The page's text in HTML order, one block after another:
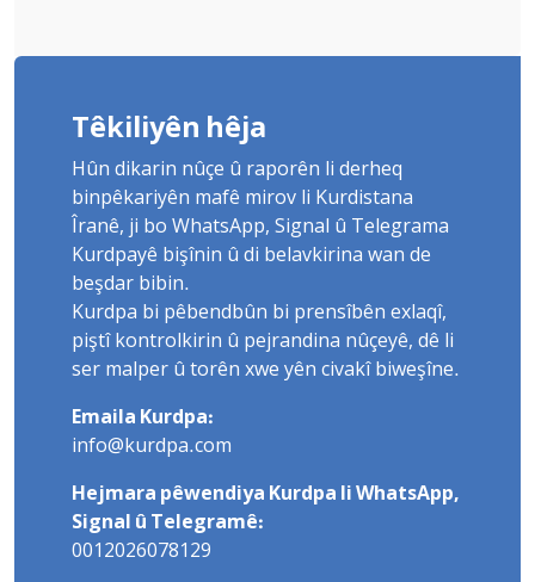
Têkiliyên hêja
Hûn dikarin nûçe û raporên li derheq
binpêkariyên mafê mirov li Kurdistana
Îranê, ji bo WhatsApp, Signal û Telegrama
Kurdpayê bişînin û di belavkirina wan de
beşdar bibin.
Kurdpa bi pêbendbûn bi prensîbên exlaqî,
piştî kontrolkirin û pejrandina nûçeyê, dê li
ser malper û torên xwe yên civakî biweşîne.
Emaila Kurdpa:
info@kurdpa.com
Hejmara pêwendiya Kurdpa li WhatsApp,
Signal û Telegramê:
0012026078129